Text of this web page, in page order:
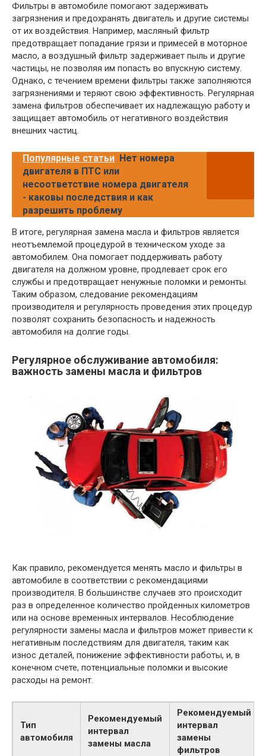
Фильтры в автомобиле помогают задерживать
загрязнения и предохранять двигатель и другие системы
от их воздействия. Например, масляный фильтр
предотвращает попадание грязи и примесей в моторное
масло, а воздушный фильтр задерживает пыль и другие
частицы, не позволяя им попасть во впускную систему.
Однако, с течением времени фильтры также заполняются
загрязнениями и теряют свою эффективность. Регулярная
замена фильтров обеспечивает их надлежащую работу и
защищает автомобиль от негативного воздействия
внешних частиц.
Популярные статьи Нет номера
двигателя в ПТС или
несоответствие номера двигателя
- каковы последствия и как
разрешить проблему
В итоге, регулярная замена масла и фильтров является
неотъемлемой процедурой в техническом уходе за
автомобилем. Она помогает поддерживать работу
двигателя на должном уровне, продлевает срок его
службы и предотвращает ненужные поломки и ремонты.
Таким образом, следование рекомендациям
производителя и регулярность проведения этих процедур
позволят сохранить безопасность и надежность
автомобиля на долгие годы.
Регулярное обслуживание автомобиля:
важность замены масла и фильтров
Как правило, рекомендуется менять масло и фильтры в
автомобиле в соответствии с рекомендациями
производителя. В большинстве случаев это происходит
раз в определенное количество пройденных километров
или на основе временных интервалов. Несоблюдение
регулярности замены масла и фильтров может привести к
негативным последствиям для двигателя, таким как
износ деталей, понижение эффективности работы, и, в
конечном счете, потенциальные поломки и высокие
расходы на ремонт.
Тип
автомобиля
Рекомендуемый
интервал
замены масла
Рекомендуемый
интервал
замены
фильтров